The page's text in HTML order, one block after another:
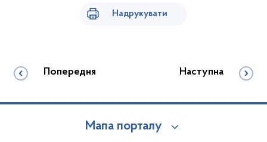
Надрукувати
Попередня Наступна
Мапа порталу